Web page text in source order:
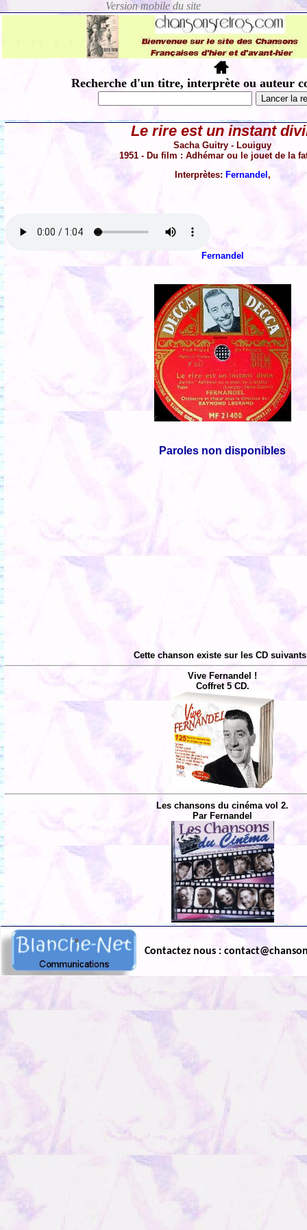
Recherche d'un titre, interprète ou auteur
Le rire est un instant
Sacha Guitry - Louiguy
1951 - Du film : Adhémar ou le jouet de la
Interprètes: Fernandel ,
Fernandel
Paroles non disponibles
Cette chanson existe sur les CD
Vive Fernandel !
Coffret 5 CD.
Les chansons du cinéma vol 2.
Par Fernandel
Contactez nous :